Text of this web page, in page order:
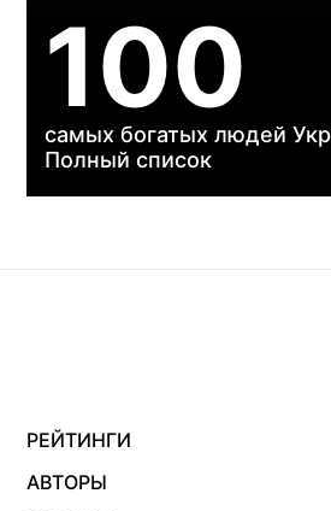
100
самых богатых людей
Полный список
РЕЙТИНГИ
АВТОРЫ